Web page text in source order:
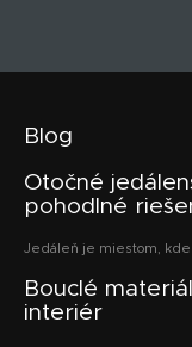
Blog
Otočné
pohodlné
Jedáleň je miestom, kde
Bouclé
interiér